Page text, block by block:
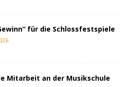
für die Schlossfestspiele
Mitarbeit an der Musikschule